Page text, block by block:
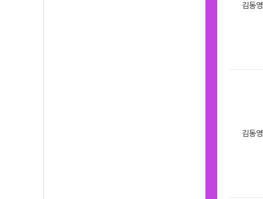
김동영
김동영